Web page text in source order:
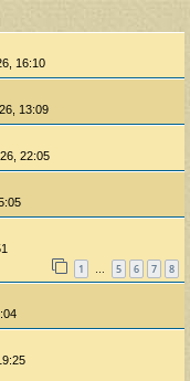
16:10
13:09
22:05
1 … 5 6 7 8